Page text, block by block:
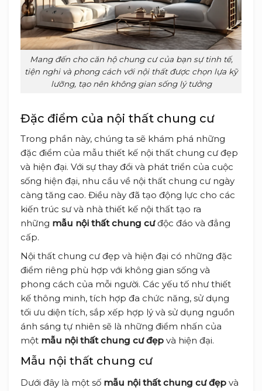
Mang đến cho căn hộ chung cư của bạn sự tinh tế,
tiện nghi và phong cách với nội thất được chọn lựa kỹ
lưỡng, tạo nên không gian sống lý tưởng
Đặc điểm của nội thất chung cư
Trong phần này, chúng ta sẽ khám phá những
đặc điểm của mẫu thiết kế nội thất chung cư đẹp
và hiện đại. Với sự thay đổi và phát triển của cuộc
sống hiện đại, nhu cầu về nội thất chung cư ngày
càng tăng cao. Điều này đã tạo động lực cho các
kiến trúc sư và nhà thiết kế nội thất tạo ra
những mẫu nội thất chung cưđộc đáo và đẳng
cấp.
Nội thất chung cư đẹp và hiện đại có những đặc
điểm riêng phù hợp với không gian sống và
phong cách của mỗi người. Các yếu tố như thiết
kế thông minh, tích hợp đa chức năng, sử dụng
tối ưu diện tích, sắp xếp hợp lý và sử dụng nguồn
ánh sáng tự nhiên sẽ là những điểm nhấn của
một mẫu nội thất chung cư đẹp và hiện đại.
Mẫu nội thất chung cư
Dưới đây là một số mẫu nội thất chung cư đẹp và